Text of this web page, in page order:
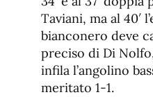
Taviani, ma al 40′
bianconero deve
preciso di Di
infila l’angolino
meritato 1-1.